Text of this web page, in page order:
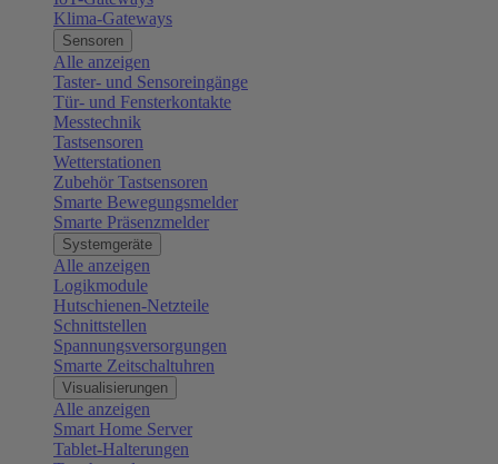
Klima-Gateways
Sensoren
Alle anzeigen
Taster- und Sensoreingänge
Tür- und Fensterkontakte
Messtechnik
Tastsensoren
Wetterstationen
Zubehör Tastsensoren
Smarte Bewegungsmelder
Smarte Präsenzmelder
Systemgeräte
Alle anzeigen
Logikmodule
Hutschienen-Netzteile
Schnittstellen
Spannungsversorgungen
Smarte Zeitschaltuhren
Visualisierungen
Alle anzeigen
Smart Home Server
Tablet-Halterungen